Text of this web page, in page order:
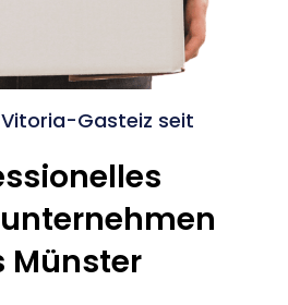
Gasteiz seit
Münster